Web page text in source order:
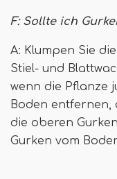
F: Sollte ich
A: Klumpen Sie
Stiel- und
wenn die Pflanze
Boden entfernen,
die oberen
Gurken vom